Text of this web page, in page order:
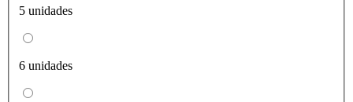
5 unidades
6 unidades